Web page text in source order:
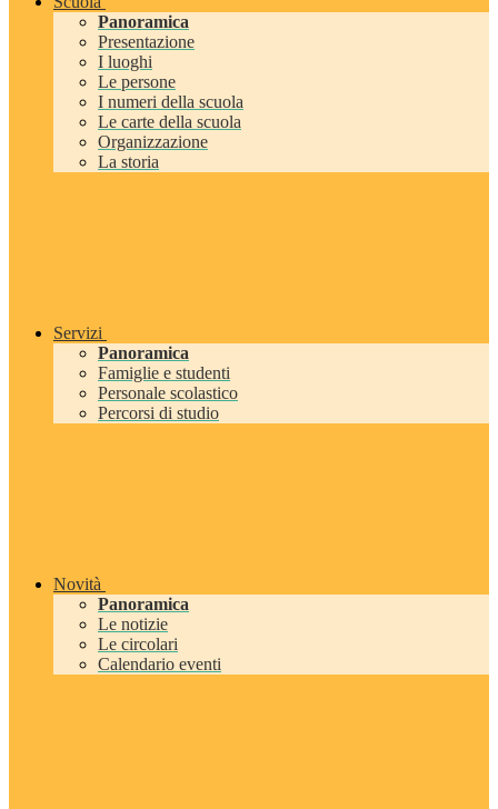
Panoramica
Presentazione
I luoghi
Le persone
I numeri della scuola
Le carte della scuola
Organizzazione
La storia
Servizi
Panoramica
Famiglie e studenti
Personale scolastico
Percorsi di studio
Novità
Panoramica
Le notizie
Le circolari
Calendario eventi